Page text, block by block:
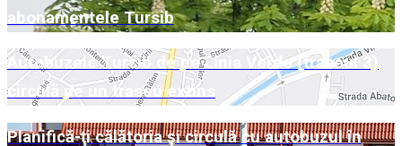
abonamentele Tursib
Autobuzele Tursib de pe Linia Verde (traseul 3)
circulă pe un traseu extins
Planifică-ţi călătoria şi circulă cu autobuzul în